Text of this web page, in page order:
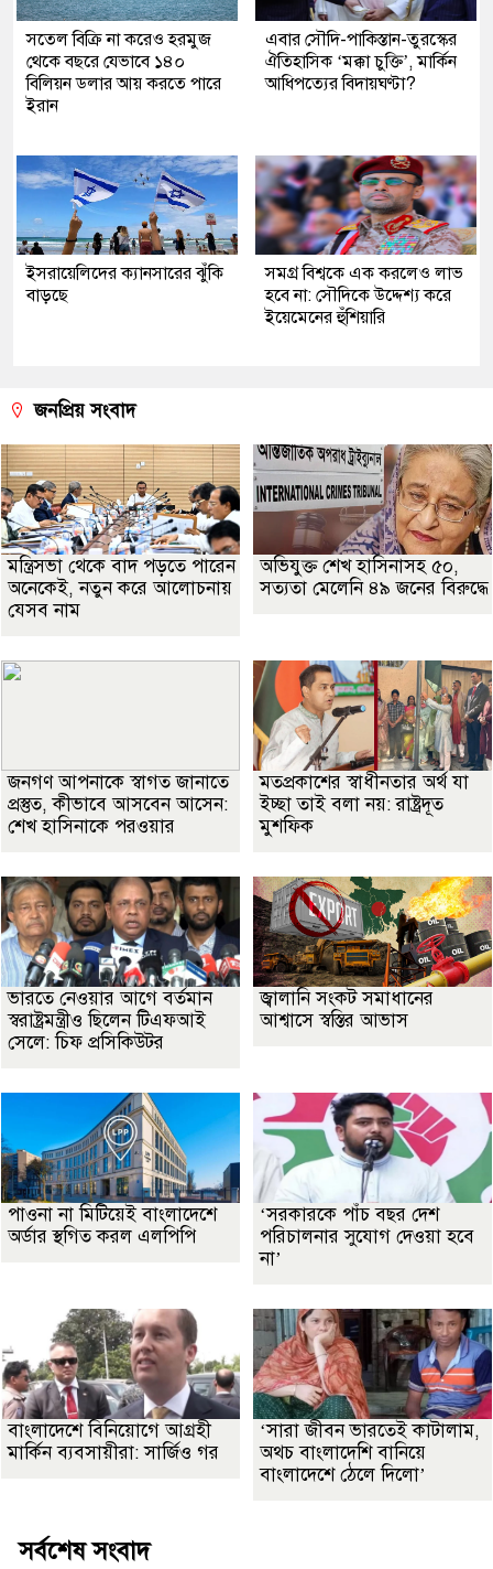
সতেল বিক্রি না করেও হরমুজ
থেকে বছরে যেভাবে ১৪০
বিলিয়ন ডলার আয় করতে পারে
ইরান
এবার সৌদি-পাকিস্তান-তুরস্কের
ঐতিহাসিক ‘মক্কা চুক্তি’, মার্কিন
আধিপত্যের বিদায়ঘণ্টা?
ইসরায়েলিদের ক্যানসারের ঝুঁকি
বাড়ছে
সমগ্র বিশ্বকে এক করলেও লাভ
হবে না: সৌদিকে উদ্দেশ্য করে
ইয়েমেনের হুঁশিয়ারি
জনপ্রিয় সংবাদ
মন্ত্রিসভা থেকে বাদ পড়তে পারেন
অনেকেই, নতুন করে আলোচনায়
যেসব নাম
অভিযুক্ত শেখ হাসিনাসহ ৫০,
সত্যতা মেলেনি ৪৯ জনের বিরুদ্ধে
জনগণ আপনাকে স্বাগত জানাতে
প্রস্তুত, কীভাবে আসবেন আসেন:
শেখ হাসিনাকে পরওয়ার
মতপ্রকাশের স্বাধীনতার অর্থ যা
ইচ্ছা তাই বলা নয়: রাষ্ট্রদূত
মুশফিক
ভারতে নেওয়ার আগে বর্তমান
স্বরাষ্ট্রমন্ত্রীও ছিলেন টিএফআই
সেলে: চিফ প্রসিকিউটর
জ্বালানি সংকট সমাধানের
আশ্বাসে স্বস্তির আভাস
পাওনা না মিটিয়েই বাংলাদেশে
অর্ডার স্থগিত করল এলপিপি
‘সরকারকে পাঁচ বছর দেশ
পরিচালনার সুযোগ দেওয়া হবে
না’
বাংলাদেশে বিনিয়োগে আগ্রহী
মার্কিন ব্যবসায়ীরা: সার্জিও গর
‘সারা জীবন ভারতেই কাটালাম,
অথচ বাংলাদেশি বানিয়ে
বাংলাদেশে ঠেলে দিলো’
সর্বশেষ সংবাদ